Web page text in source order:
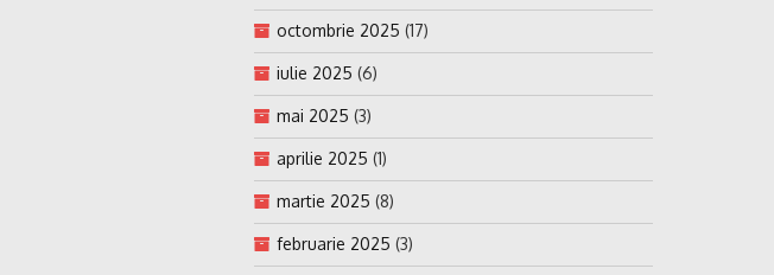
octombrie 2025 (17)
iulie 2025 (6)
mai 2025 (3)
aprilie 2025 (1)
martie 2025 (8)
februarie 2025 (3)